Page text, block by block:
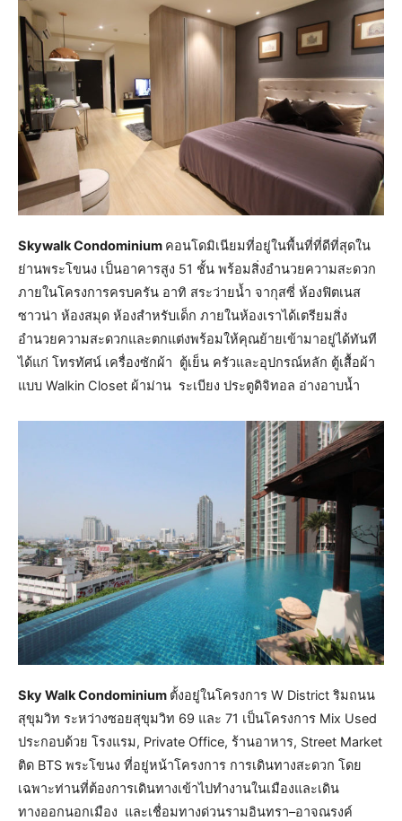
Skywalk Condominium คอนโดมิเนียมที่อยู่ในพื้นที่ที่ดีที่สุดใน
ย่านพระโขนง เป็นอาคารสูง 51 ชั้น พร้อมสิ่งอำนวยความสะดวก
ภายในโครงการครบครัน อาทิ สระว่ายน้ำ จากุสซี่ ห้องฟิตเนส
ซาวน่า ห้องสมุด ห้องสำหรับเด็ก ภายในห้องเราได้เตรียมสิ่ง
อำนวยความสะดวกและตกแต่งพร้อมให้คุณย้ายเข้ามาอยู่ได้ทันที
ได้แก่ โทรทัศน์ เครื่องซักผ้า ตู้เย็น ครัวและอุปกรณ์หลัก ตู้เสื้อผ้า
แบบ Walkin Closet ผ้าม่าน ระเบียง ประตูดิจิทอล อ่างอาบน้ำ
Sky Walk Condominium ตั้งอยู่ในโครงการ W District ริมถนน
สุขุมวิท ระหว่างซอยสุขุมวิท 69 และ 71 เป็นโครงการ Mix Used
ประกอบด้วย โรงแรม, Private Office, ร้านอาหาร, Street Market
ติด BTS พระโขนง ที่อยู่หน้าโครงการ การเดินทางสะดวก โดย
เฉพาะท่านที่ต้องการเดินทางเข้าไปทำงานในเมืองและเดิน
ทางออกนอกเมือง และเชื่อมทางด่วนรามอินทรา–อาจณรงค์